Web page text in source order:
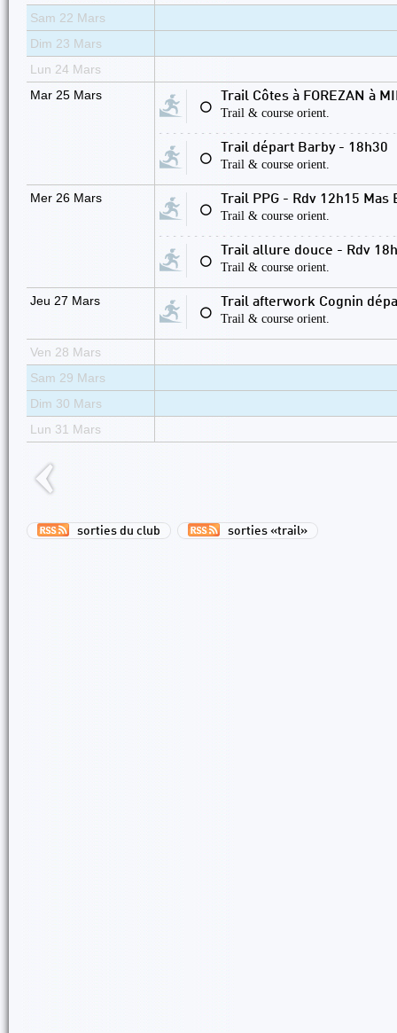
Sam 22 Mars
Dim 23 Mars
Lun 24 Mars
Mar 25 Mars
⚪
Trail Côtes à FOREZAN à
Trail & course orient.
⚪
Trail départ Barby - 18h30
Trail & course orient.
Mer 26 Mars
⚪
Trail PPG - Rdv 12h15 Mas
Trail & course orient.
⚪
Trail allure douce - Rdv
Trail & course orient.
Jeu 27 Mars
⚪
Trail afterwork Cognin
Trail & course orient.
Ven 28 Mars
Sam 29 Mars
Dim 30 Mars
Lun 31 Mars
sorties du club sorties «trail»